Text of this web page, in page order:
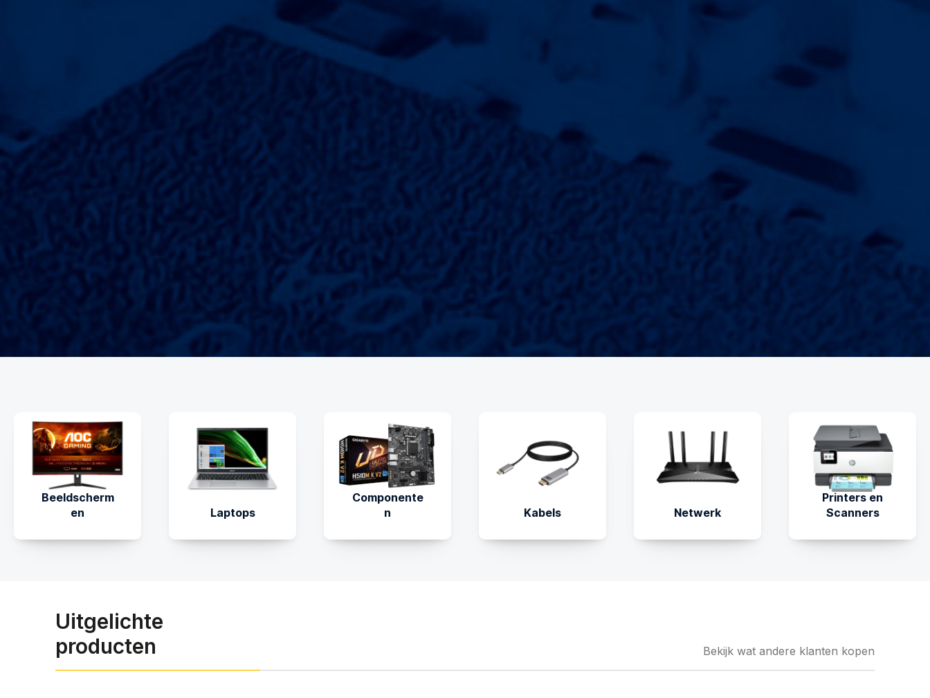
Beeldscherm
en
Laptops
Componente
n
Kabels Netwerk
Printers en
Scanners
Uitgelichte
producten
Bekijk wat andere klanten kopen